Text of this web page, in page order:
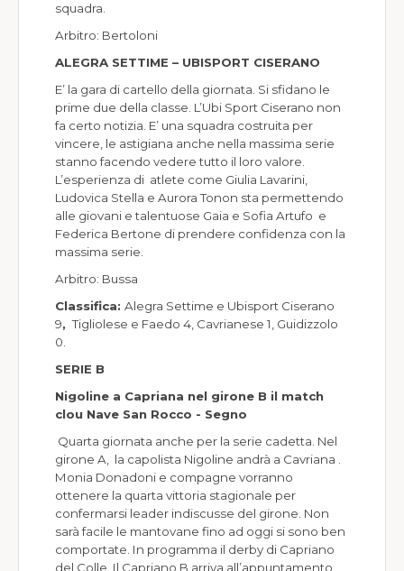
squadra.
Arbitro: Bertoloni
ALEGRA SETTIME – UBISPORT CISERANO
E’ la gara di cartello della giornata. Si sfidano le
prime due della classe. L’Ubi Sport Ciserano non
fa certo notizia. E’ una squadra costruita per
vincere, le astigiana anche nella massima serie
stanno facendo vedere tutto il loro valore.
L’esperienza di atlete come Giulia Lavarini,
Ludovica Stella e Aurora Tonon sta permettendo
alle giovani e talentuose Gaia e Sofia Artufo e
Federica Bertone di prendere confidenza con la
massima serie.
Arbitro: Bussa
Classifica: Alegra Settime e Ubisport Ciserano
9, Tigliolese e Faedo 4, Cavrianese 1, Guidizzolo
0.
SERIE B
Nigoline a Capriana nel girone B il match
clou Nave San Rocco - Segno
Quarta giornata anche per la serie cadetta. Nel
girone A, la capolista Nigoline andrà a Cavriana .
Monia Donadoni e compagne vorranno
ottenere la quarta vittoria stagionale per
confermarsi leader indiscusse del girone. Non
sarà facile le mantovane fino ad oggi si sono ben
comportate. In programma il derby di Capriano
del Colle. Il Capriano B arriva all’appuntamento